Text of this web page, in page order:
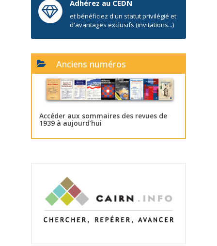
Adhérez au CEDN
et bénéficiez d'un statut privilégié et
d'avantages exclusifs (invitations...)
Anciens numéros
Accéder aux sommaires des revues de
1939 à aujourd’hui